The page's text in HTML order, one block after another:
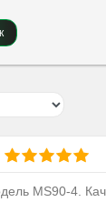
MS90-4.